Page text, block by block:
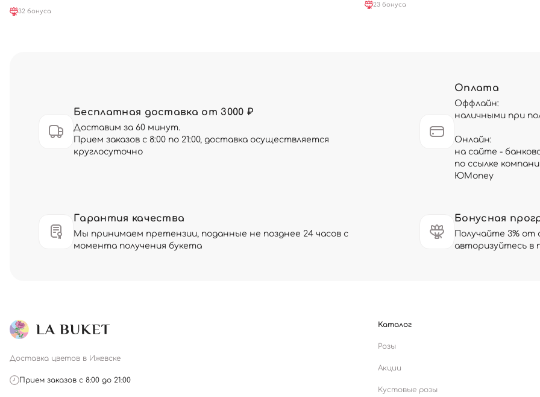
32 бонуса
23 бонуса
Бесплатная доставка от 3000 ₽
Доставим за 60 минут.
Прием заказов с 8:00 по 21:00, доставка осуществляется
круглосуточно
Оплата
Оффлайн:
наличными при
Онлайн:
на сайте -
по ссылке
ЮMoney
Гарантия качества
Мы принимаем претензии, поданные не позднее 24 часов с
момента получения букета
Бонусная
Получайте 3% от
авторизуйтесь в
Доставка цветов в Ижевске
Прием заказов с 8:00 до 21:00
Каталог
Розы
Акции
Кустовые розы